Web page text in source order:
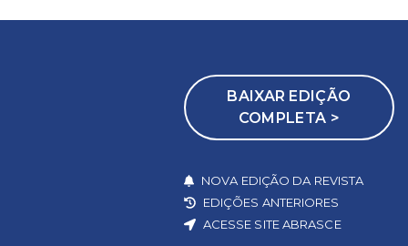
BAIXAR EDIÇÃO
COMPLETA >
NOVA EDIÇÃO DA REVISTA
EDIÇÕES ANTERIORES
ACESSE SITE ABRASCE